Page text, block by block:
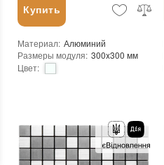
Купить
Материал: Алюминий
Размеры модуля: 300x300 мм
Цвет:
Основа
Самоклейка
Назначение:
В интерьере, Для бани, Для бассейна, Для ванной комнаты и туалета, Для гостинной, Для душевой, Для кухни, Для спальни, Для фартука
Вес модуля: 0.2 кг